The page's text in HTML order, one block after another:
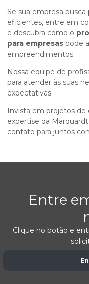
Se sua empresa
eficientes, entre em
e descubra como o
para empresas pode
empreendimentos.
Nossa equipe de
para atender às suas
expectativas.
Invista em projetos de
expertise da
contato para juntos
Entre
Clique no botão e